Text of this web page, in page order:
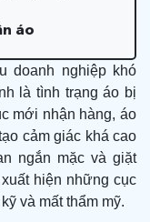
áo
doanh nghiệp khó
là tình trạng áo bị
mới nhận hàng, áo
cảm giác khá cao
ngắn mặc và giặt
hiện những cục
và mất thẩm mỹ.